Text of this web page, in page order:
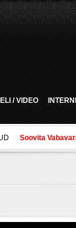
/ VIDEO
Soovita